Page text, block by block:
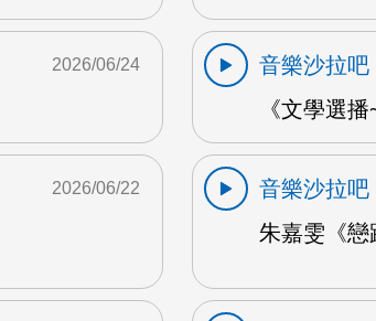
2026/06/24
音樂沙拉吧
《文學選
2026/06/22
音樂沙拉吧
朱嘉雯《戀